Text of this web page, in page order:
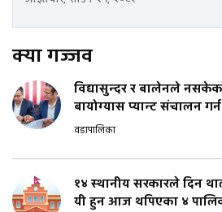
क्या गज्जव
विद्यासुन्दर र बालेनले
बायोग्यास प्यान्ट संचालन
वडापालिका
१४ स्थानीय सरकारले दिन
यी हुन आज थपिएका ४